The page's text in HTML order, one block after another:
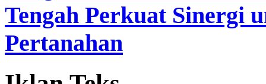
Pengwil IPPAT NTB
Tengah Perkuat Sinergi
Pertanahan